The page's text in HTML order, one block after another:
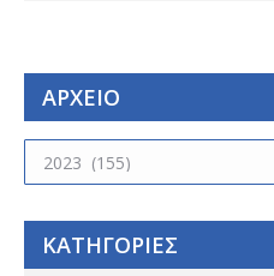
ΑΡΧΕΙΟ
ΑΡΧΕΙΟ
ΚΑΤΗΓΟΡΙΕΣ